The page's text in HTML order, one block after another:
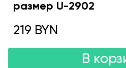
размер U-2902
219 BYN
В